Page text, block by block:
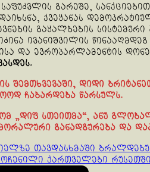
გარეშე,
ქვეყანას
გაყალბების
ივანიშვილის
და ევროპარლამენტის
შემთხვევაში, დიდი
ჩაბარდება წარსულს.
„დიფ სთეითმა“, ანუ
განადგურება და
თავდასხმაში
ქართველები რუსეთში